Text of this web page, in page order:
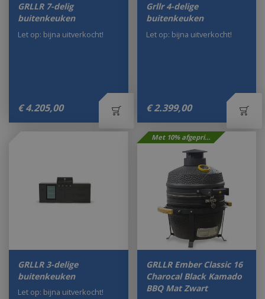
GRLLR 7-delig
buitenkeuken
€ 4.205,00
Let op: bijna uitverkocht!
Grllr 4-delige
buitenkeuken
€ 2.399,00
Let op: bijna uitverkocht!
GRLLR 3-delige
buitenkeuken
Let op: bijna uitverkocht!
Met 10% afgeprijsd
GRLLR Ember Classic 16
Charocal Black Kamado
BBQ Mat Zwart